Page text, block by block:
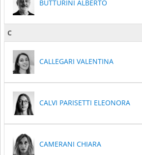
BUTTURINI ALBERTO
C
CALLEGARI VALENTINA
CALVI PARISETTI ELEONORA
CAMERANI CHIARA